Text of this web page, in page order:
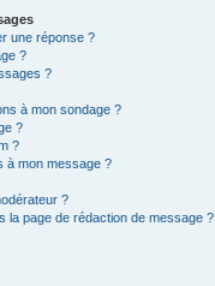
une réponse ?
?
?
à mon sondage ?
?
?
à mon message ?
?
la page de rédaction de message ?